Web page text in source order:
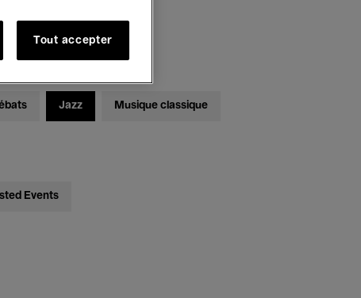
Jazz Musique classique
Events
Tout accepter